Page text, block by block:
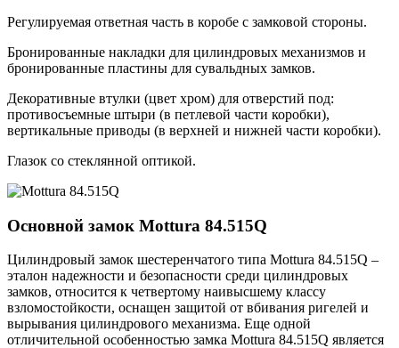
Регулируемая ответная часть в коробе с замковой стороны.
Бронированные накладки для цилиндровых механизмов и
бронированные пластины для сувальдных замков.
Декоративные втулки (цвет хром) для отверстий под:
противосъемные штыри (в петлевой части коробки),
вертикальные приводы (в верхней и нижней части коробки).
Глазок со стеклянной оптикой.
Основной замок Mottura 84.515Q
Цилиндровый замок шестеренчатого типа Mottura 84.515Q –
эталон надежности и безопасности среди цилиндровых
замков, относится к четвертому наивысшему классу
взломостойкости, оснащен защитой от вбивания ригелей и
вырывания цилиндрового механизма. Еще одной
отличительной особенностью замка Mottura 84.515Q является